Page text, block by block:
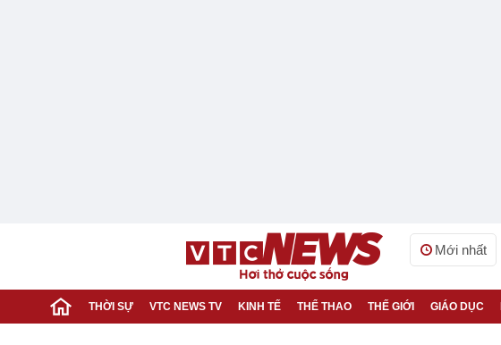
Mới nhất
THỜI SỰ VTC NEWS TV KINH TẾ THỂ THAO THẾ GIỚI GIÁO DỤC